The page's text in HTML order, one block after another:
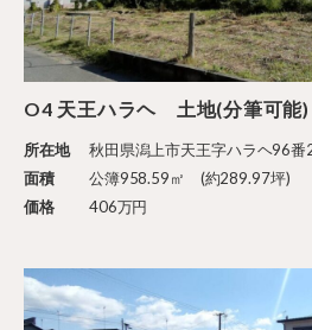
O4 天王ハラヘ 土地(分筆可能)
所在地
秋田県潟上市天王字ハラヘ96番
面積
公簿958.59㎡ (約289.97坪)
価格
406万円